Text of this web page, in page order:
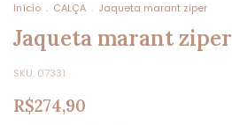
Início . CALÇA . Jaqueta marant ziper
Jaqueta marant ziper
SKU: 07331
R$274,90